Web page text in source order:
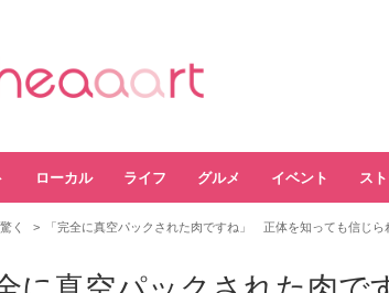
ローカル ライフ グルメ イベント ス
驚く 「完全に真空パックされた肉ですね」 正体を知っても信じら